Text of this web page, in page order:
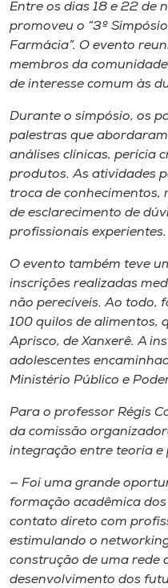
Selecione
o idioma
A-
Entre os dias 18 e 22 de
promoveu o “3º
Farmácia”. O evento
membros da
de interesse comum às
Durante o simpósio, os
palestras que
análises clínicas, perícia
produtos. As atividades
troca de conhecimentos,
de esclarecimento de
profissionais experientes.
O evento também teve
inscrições realizadas
não perecíveis. Ao todo,
100 quilos de alimentos,
Aprisco, de Xanxerê. A
adolescentes
Ministério Público e
Para o professor Régis
da comissão
integração entre teoria e
— Foi uma grande
formação acadêmica
contato direto com
estimulando o
construção de uma rede
desenvolvimento dos